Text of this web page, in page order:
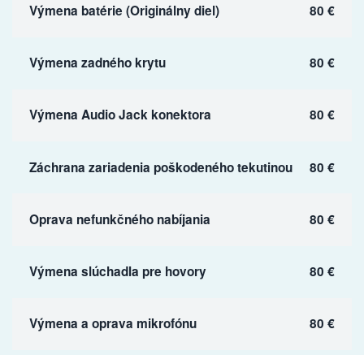
Výmena batérie (Originálny diel) 80 €
Výmena zadného krytu 80 €
Výmena Audio Jack konektora 80 €
Záchrana zariadenia poškodeného tekutinou 80 €
Oprava nefunkčného nabíjania 80 €
Výmena slúchadla pre hovory 80 €
Výmena a oprava mikrofónu 80 €